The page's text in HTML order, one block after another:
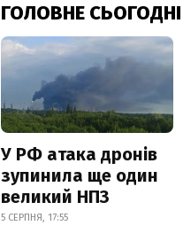
ГОЛОВНЕ СЬОГОДНІ
У РФ атака дронів
зупинила ще один
великий НПЗ
5 СЕРПНЯ, 17:55